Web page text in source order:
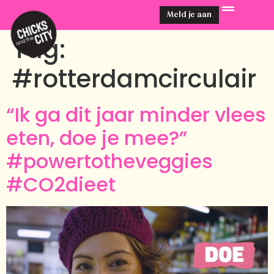
Meld je aan
Tag:
#rotterdamcirculair
“Ik ga dit jaar minder vlees
eten, doe je mee?”
#powertotheveggies
#CO2dieet